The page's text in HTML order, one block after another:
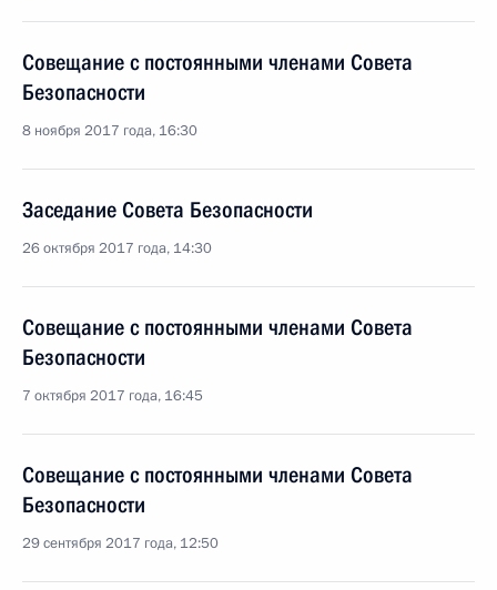
Совещание с постоянными членами Совета
Безопасности
8 ноября 2017 года, 16:30
Заседание Совета Безопасности
26 октября 2017 года, 14:30
Совещание с постоянными членами Совета
Безопасности
7 октября 2017 года, 16:45
Совещание с постоянными членами Совета
Безопасности
29 сентября 2017 года, 12:50